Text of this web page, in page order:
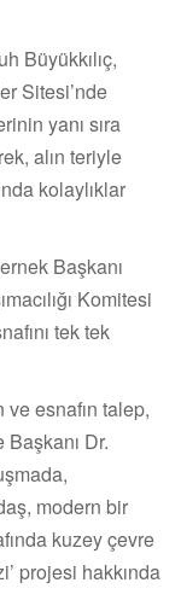
Büyükkılıç,
Sitesi’nde
yanı sıra
alın teriyle
kolaylıklar
Başkanı
Komitesi
tek tek
ve esnafın talep,
Dr.
modern bir
kuzey çevre
projesi hakkında